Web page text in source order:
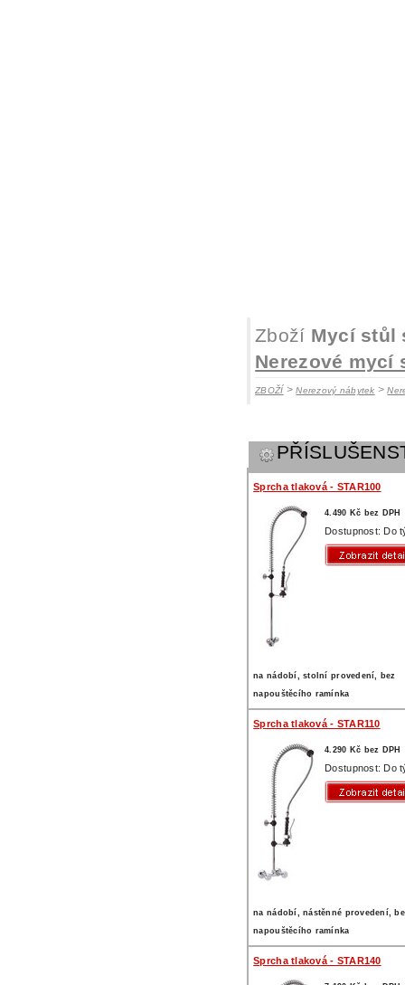
Zboží Mycí stůl
Nerezové mycí
ZBOŽÍ>Nerezový nábytek >
Sprcha tlaková - STAR100
4.490 Kč bez DPH
Dostupnost: Do
na nádobí, stolní provedení, bez
napouštěcího ramínka
Sprcha tlaková - STAR110
4.290 Kč bez DPH
Dostupnost: Do
na nádobí, nástěnné provedení,
napouštěcího ramínka
Sprcha tlaková - STAR140